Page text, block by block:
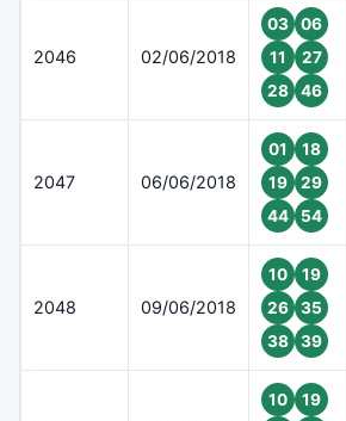
2046 02/06/2018
03
06
11
27
28
46
2047 06/06/2018
01
18
19
29
44
54
2048 09/06/2018
10
19
26
35
38
39
10
19